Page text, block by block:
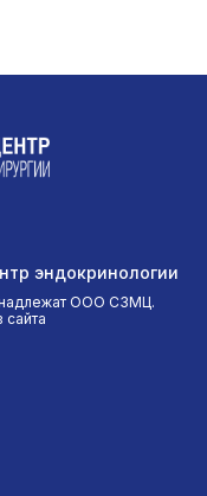
эндокринологии
ООО СЗМЦ.